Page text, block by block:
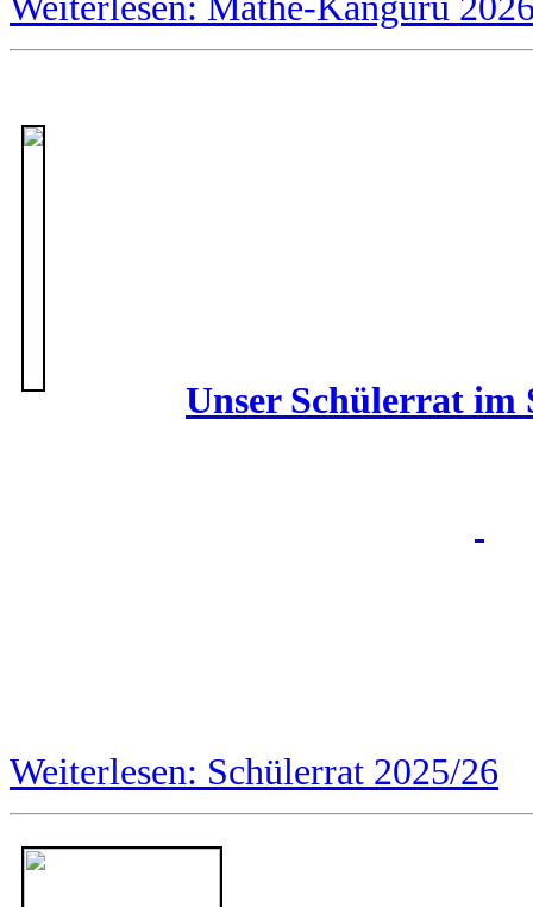
Unser Schülerrat im
Weiterlesen: Schülerrat 2025/26